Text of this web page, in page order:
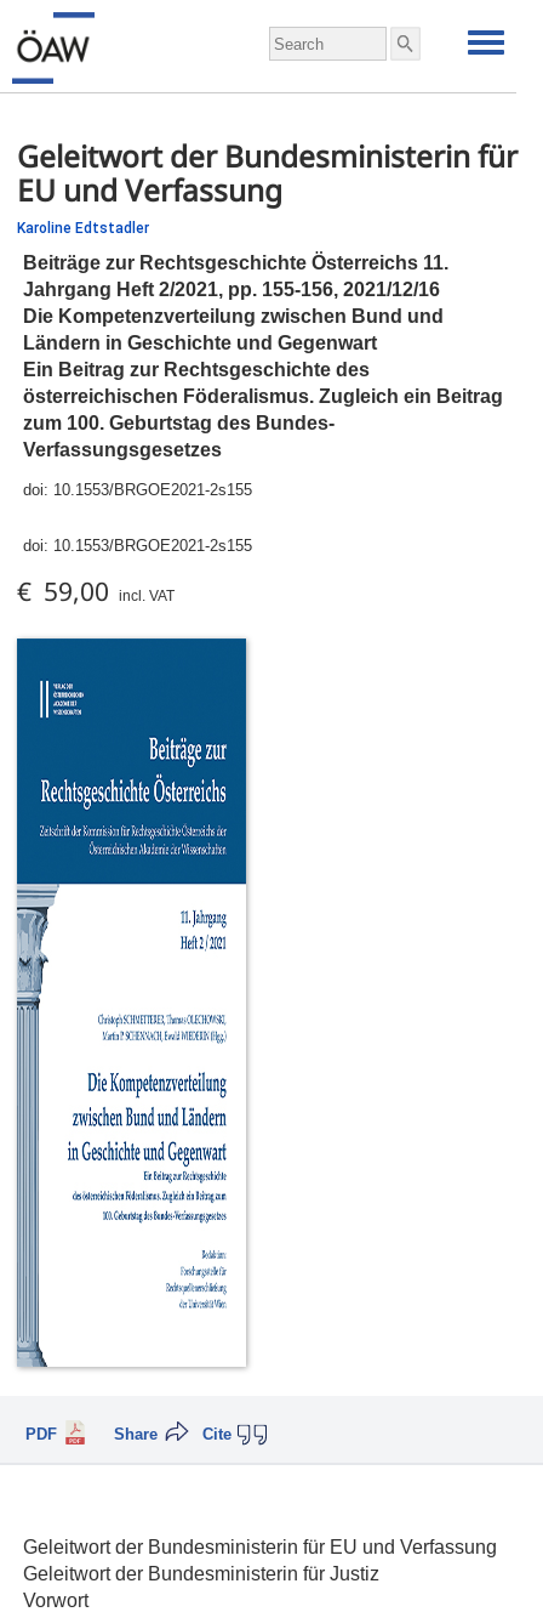
Geleitwort der Bundesministerin für
EU und Verfassung
Karoline Edtstadler
Beiträge zur Rechtsgeschichte Österreichs 11.
Jahrgang Heft 2/2021, pp. 155-156, 2021/12/16
Die Kompetenzverteilung zwischen Bund und
Ländern in Geschichte und Gegenwart
Ein Beitrag zur Rechtsgeschichte des
österreichischen Föderalismus. Zugleich ein Beitrag
zum 100. Geburtstag des Bundes‐
Verfassungsgesetzes
doi: 10.1553/BRGOE2021-2s155
doi: 10.1553/BRGOE2021-2s155
€ 59,00 incl. VAT
PDF Cite
Share
Geleitwort der Bundesministerin für EU und Verfassung
Geleitwort der Bundesministerin für Justiz
Vorwort